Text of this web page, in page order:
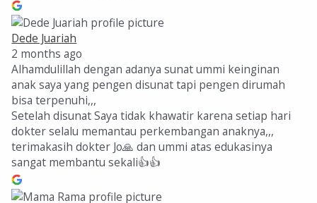
Dede Juariah
2 months ago
Alhamdulillah dengan adanya sunat ummi keinginan
anak saya yang pengen disunat tapi pengen dirumah
bisa terpenuhi,,,
Setelah disunat Saya tidak khawatir karena setiap hari
dokter selalu memantau perkembangan anaknya,,,
terimakasih dokter Jo🙏 dan ummi atas edukasinya
sangat membantu sekali👍👍